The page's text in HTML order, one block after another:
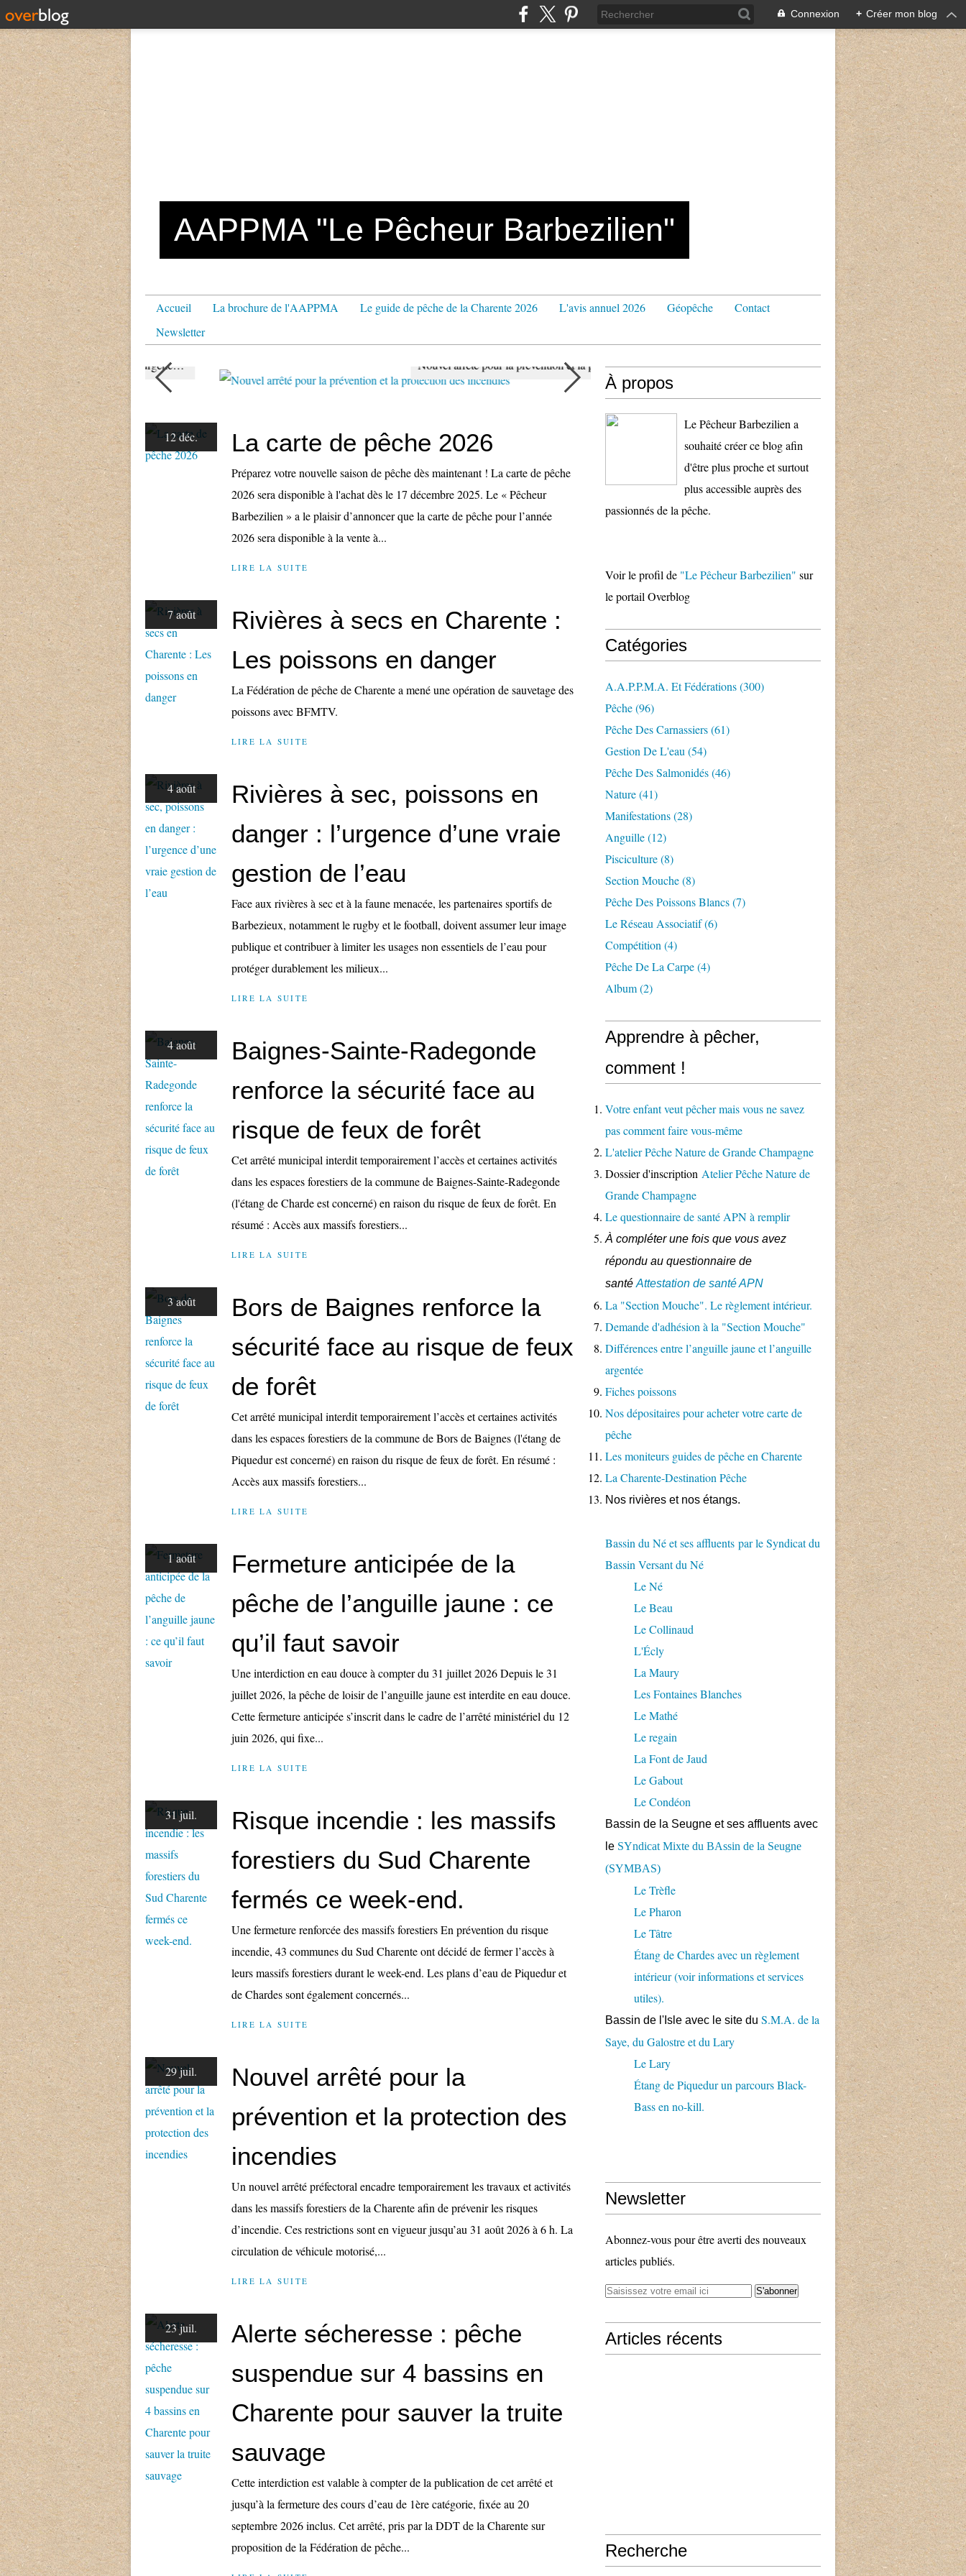
Connexion + Créer mon blog
AAPPMA "Le Pêcheur Barbezilien"
Accueil La brochure de l'AAPPMA Le guide de pêche de la Charente 2026 L'avis annuel 2026 Géopêche
Contact
Newsletter
Rivières à sec, poissons en danger : l’urgence d’une vraie gestion de l’eau Nouvel arrêté pour la prévention et la protection des incendies
12 déc. La carte de pêche 2026
Préparez votre nouvelle saison de pêche dès maintenant ! La carte de pêche
2026 sera disponible à l'achat dès le 17 décembre 2025. Le « Pêcheur
Barbezilien » a le plaisir d’annoncer que la carte de pêche pour l’année
2026 sera disponible à la vente à...
LIRE LA SUITE
7 août
Rivières à secs en Charente :
Les poissons en danger
La Fédération de pêche de Charente a mené une opération de sauvetage des
poissons avec BFMTV.
LIRE LA SUITE
4 août
Rivières à sec, poissons en
danger : l’urgence d’une vraie
gestion de l’eau
Face aux rivières à sec et à la faune menacée, les partenaires sportifs de
Barbezieux, notamment le rugby et le football, doivent assumer leur image
publique et contribuer à limiter les usages non essentiels de l’eau pour
protéger durablement les milieux...
LIRE LA SUITE
4 août
Baignes-Sainte-Radegonde
renforce la sécurité face au
risque de feux de forêt
Cet arrêté municipal interdit temporairement l’accès et certaines activités
dans les espaces forestiers de la commune de Baignes-Sainte-Radegonde
(l'étang de Charde est concerné) en raison du risque de feux de forêt. En
résumé : Accès aux massifs forestiers...
LIRE LA SUITE
3 août
Bors de Baignes renforce la
sécurité face au risque de feux
de forêt
Cet arrêté municipal interdit temporairement l’accès et certaines activités
dans les espaces forestiers de la commune de Bors de Baignes (l'étang de
Piquedur est concerné) en raison du risque de feux de forêt. En résumé :
Accès aux massifs forestiers...
LIRE LA SUITE
1 août
Fermeture anticipée de la
pêche de l’anguille jaune : ce
qu’il faut savoir
Une interdiction en eau douce à compter du 31 juillet 2026 Depuis le 31
juillet 2026, la pêche de loisir de l’anguille jaune est interdite en eau douce.
Cette fermeture anticipée s’inscrit dans le cadre de l’arrêté ministériel du 12
juin 2026, qui fixe...
LIRE LA SUITE
31 juil.
Risque incendie : les massifs
forestiers du Sud Charente
fermés ce week-end.
Une fermeture renforcée des massifs forestiers En prévention du risque
incendie, 43 communes du Sud Charente ont décidé de fermer l’accès à
leurs massifs forestiers durant le week-end. Les plans d’eau de Piquedur et
de Chardes sont également concernés...
LIRE LA SUITE
29 juil.
Nouvel arrêté pour la
prévention et la protection des
incendies
Un nouvel arrêté préfectoral encadre temporairement les travaux et activités
dans les massifs forestiers de la Charente afin de prévenir les risques
d’incendie. Ces restrictions sont en vigueur jusqu’au 31 août 2026 à 6 h. La
circulation de véhicule motorisé,...
LIRE LA SUITE
23 juil.
Alerte sécheresse : pêche
suspendue sur 4 bassins en
Charente pour sauver la truite
sauvage
Cette interdiction est valable à compter de la publication de cet arrêté et
jusqu’à la fermeture des cours d’eau de 1ère catégorie, fixée au 20
septembre 2026 inclus. Cet arrêté, pris par la DDT de la Charente sur
proposition de la Fédération de pêche...
À propos
Le Pêcheur Barbezilien a
souhaité créer ce blog afin
d'être plus proche et surtout
plus accessible auprès des
passionnés de la pêche.
Voir le profil de "Le Pêcheur Barbezilien" sur
le portail Overblog
Catégories
A.a.p.p.m.a. Et Fédérations(300)
Pêche(96)
Pêche Des Carnassiers(61)
Gestion De L'eau (54)
Pêche Des Salmonidés(46)
Nature(41)
Manifestations(28)
Anguille(12)
Pisciculture(8)
Section Mouche(8)
Pêche Des Poissons Blancs(7)
Le Réseau Associatif(6)
Compétition (4)
Pêche De La Carpe(4)
Album(2)
Apprendre à pêcher,
comment !
Votre enfant veut pêcher mais vous ne savez
pas comment faire vous-même
L'atelier Pêche Nature de Grande Champagne
Dossier d'inscription Atelier Pêche Nature de
Grande Champagne
Le questionnaire de santé APN à remplir
À compléter une fois que vous avez
répondu au questionnaire de
santé Attestation de santé APN
La "Section Mouche". Le règlement intérieur.
Demande d'adhésion à la "Section Mouche"
Différences entre l’anguille jaune et l’anguille
argentée
Fiches poissons
Nos dépositaires pour acheter votre carte de
pêche
Les moniteurs guides de pêche en Charente
La Charente-Destination Pêche
Nos rivières et nos étangs.
Bassin du Né et ses affluents par le Syndicat du
Bassin Versant du Né
Le Né
Le Beau
Le Collinaud
L'Écly
La Maury
Les Fontaines Blanches
Le Mathé
Le regain
La Font de Jaud
Le Gabout
Le Condéon
Bassin de la Seugne et ses affluents avec
le SYndicat Mixte du BAssin de la Seugne
(SYMBAS)
Le Trèfle
Le Pharon
Le Tâtre
Étang de Chardes avec un règlement
intérieur (voir informations et services
utiles).
Bassin de l'Isle avec le site du S.M.A. de la
Saye, du Galostre et du Lary
Le Lary
Étang de Piquedur un parcours Black-
Bass en no-kill.
Newsletter
Abonnez-vous pour être averti des nouveaux
articles publiés.
Articles récents
Recherche